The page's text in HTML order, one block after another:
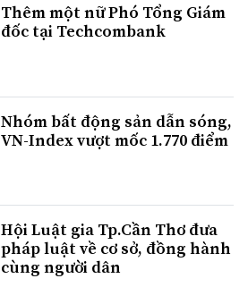
Thêm một nữ Phó Tổng Giám
đốc tại Techcombank
Nhóm bất động sản dẫn sóng,
VN-Index vượt mốc 1.770 điểm
Hội Luật gia Tp.Cần Thơ đưa
pháp luật về cơ sở, đồng hành
cùng người dân